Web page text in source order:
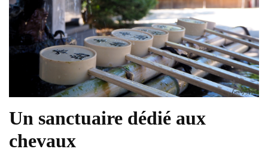
Un sanctuaire dédié aux
chevaux